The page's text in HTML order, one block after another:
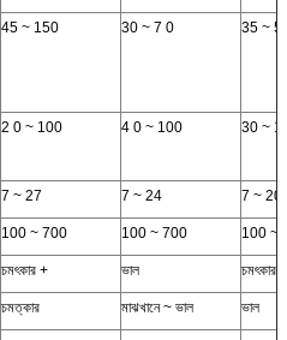
45 ~ 150 30 ~ 7 0 35 ~
2 0 ~ 100 4 0 ~ 100 30 ~
7 ~ 27 7 ~ 24 7 ~ 20
100 ~ 700 100 ~ 700 100 ~
চমৎকার + ভাল চমৎকার +
চমত্কার মাঝখানে ~ ভাল ভাল